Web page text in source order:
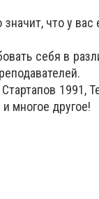
что у
себя в
1991,
многое другое!